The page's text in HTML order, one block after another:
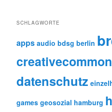
SCHLAGWORTE
apps audio bdsg berlin
datenschutz
games geosozial hamburg